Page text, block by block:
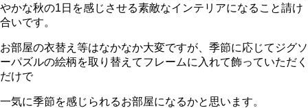
やかな秋の1日を感じさせる素敵なインテリアになること請け
合いです。
お部屋の衣替え等はなかなか大変ですが、季節に応じてジグソ
ーパズルの絵柄を取り替えてフレームに入れて飾っていただく
だけで
一気に季節を感じられるお部屋になるかと思います。